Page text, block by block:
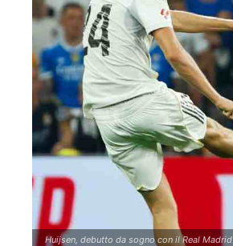
Huijsen, debutto da sogno con il Real